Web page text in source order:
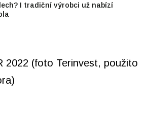
I tradiční výrobci už nabízí